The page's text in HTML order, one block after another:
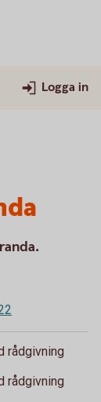
Logga in
rådgivning
rådgivning